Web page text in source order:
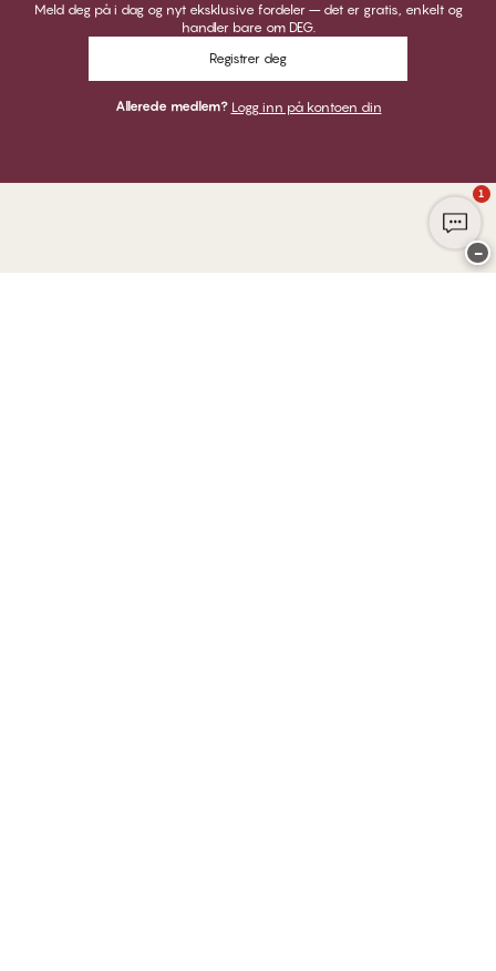
Meld deg på i dag og nyt eksklusive fordeler – det er gratis, enkelt og
handler bare om DEG.
Registrer deg
Allerede medlem? Logg inn på kontoen din
1
−